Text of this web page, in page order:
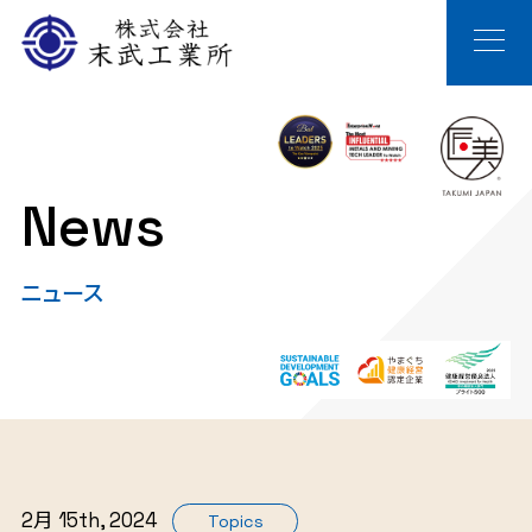
News
ニュース
2月 15th, 2024 Topics